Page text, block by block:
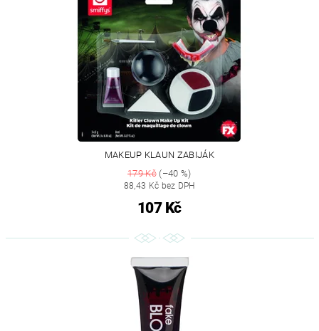
MAKEUP KLAUN ZABIJÁK
179 Kč(–40 %)
88,43 Kč bez DPH
107 Kč